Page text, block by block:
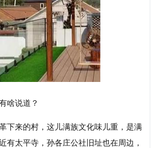
啥说道？
下来的村，这儿满族文化味儿重，是满
有太平寺，孙各庄公社旧址也在周边，